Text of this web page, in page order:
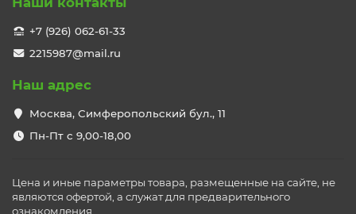
+7 (926) 062-61-33
2215987@mail.ru
Наш адрес
Москва, Симферопольский бул., 11
Пн-Пт с 9,00-18,00
Цена и иные параметры товара, размещенные на сайте, не
являются офертой, а служат для предварительного
ознакомления.